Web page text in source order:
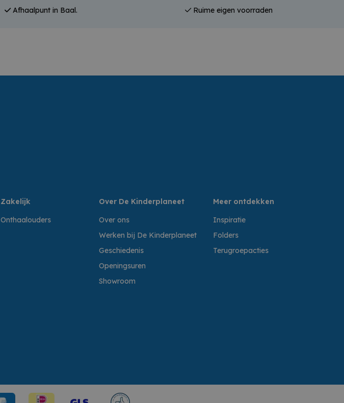
Afhaalpunt in Baal. Ruime eigen voorraden
Zakelijk
Onthaalouders
Over De Kinderplaneet
Over ons
Werken bij De Kinderplaneet
Geschiedenis
Openingsuren
Showroom
Meer ontdekken
Inspiratie
Folders
Terugroepacties